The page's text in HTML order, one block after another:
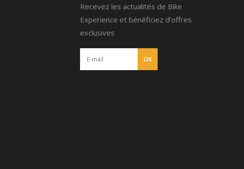
Recevez les actualités de Bike
Experience et bénéficiez d’offres
exclusives